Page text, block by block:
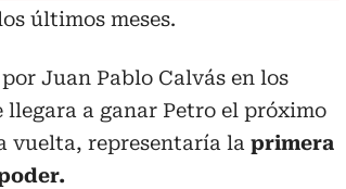
últimos meses.
Juan Pablo Calvás en los
llegara a ganar Petro el próximo
vuelta, representaría la primera